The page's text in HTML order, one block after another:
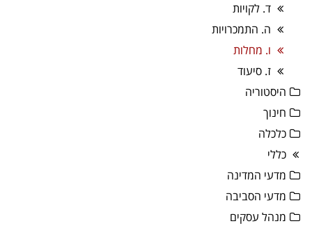
ד. לקויות
ה. התמכרויות
ו. מחלות
ז. סיעוד
היסטוריה
חינוך
כלכלה
כללי
מדעי המדינה
מדעי הסביבה
מנהל עסקים